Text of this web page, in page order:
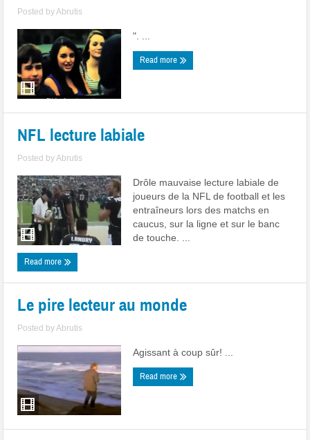
Posted byAbrutis
". ...
Read more
NFL lecture labiale
Posted byAbrutis
Drôle mauvaise lecture labiale de
joueurs de la NFL de football et les
entraîneurs lors des matchs en
caucus, sur la ligne et sur le banc
de touche. ...
Read more
Le pire lecteur au monde
Posted byAbrutis
Agissant à coup sûr! ...
Read more